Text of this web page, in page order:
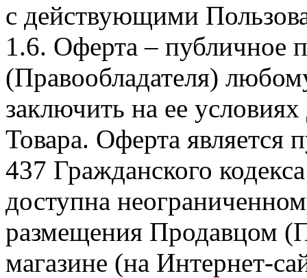
с действующими
1.6. Оферта – публичное
(Правообладателя)
заключить на ее
Товара. Оферта является
437 Гражданского
доступна
размещения Продавцом
магазине (на Интернет-